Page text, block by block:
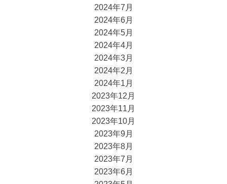
2024年7月
2024年6月
2024年5月
2024年4月
2024年3月
2024年2月
2024年1月
2023年12月
2023年11月
2023年10月
2023年9月
2023年8月
2023年7月
2023年6月